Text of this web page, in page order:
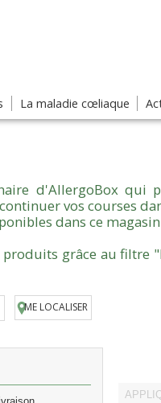
La maladie cœliaque
d'AllergoBox
vos courses
dans ce
grâce au filtre
ME LOCALISER